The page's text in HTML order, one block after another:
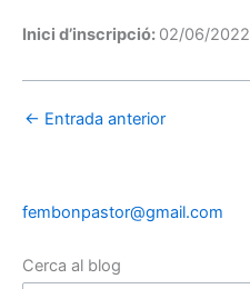
Inici d’inscripció: 02/06/2022
← Entrada anterior
fembonpastor@gmail.com
Cerca al blog